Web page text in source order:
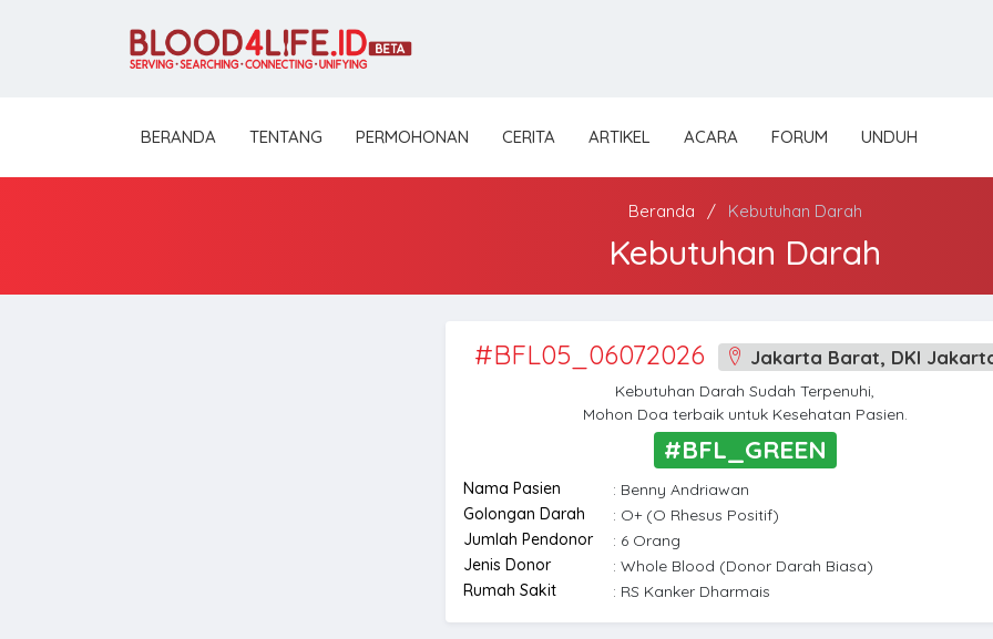
BERANDA TENTANG PERMOHONAN CERITA ARTIKEL ACARA FORUM UNDUH
Beranda Kebutuhan Darah
Kebutuhan Darah
#BFL05_06072026 Jakarta Barat, DKI
Kebutuhan Darah Sudah Terpenuhi,
Mohon Doa terbaik untuk Kesehatan Pasien.
#BFL_GREEN
Nama Pasien
: Benny Andriawan
Golongan Darah
: O+ (O Rhesus Positif)
Jumlah Pendonor
: 6 Orang
Jenis Donor
: Whole Blood (Donor Darah Biasa)
Rumah Sakit
: RS Kanker Dharmais